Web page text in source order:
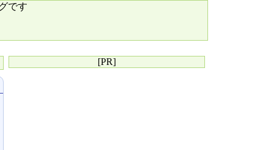
です
[PR]